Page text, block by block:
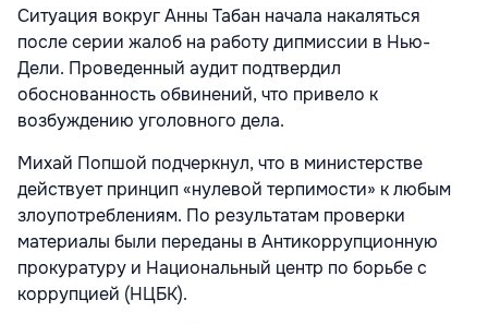
Ситуация вокруг Анны Табан начала накаляться
после серии жалоб на работу дипмиссии в Нью-
Дели. Проведенный аудит подтвердил
обоснованность обвинений, что привело к
возбуждению уголовного дела.
Михай Попшой подчеркнул, что в министерстве
действует принцип «нулевой терпимости» к любым
злоупотреблениям. По результатам проверки
материалы были переданы в Антикоррупционную
прокуратуру и Национальный центр по борьбе с
коррупцией (НЦБК).